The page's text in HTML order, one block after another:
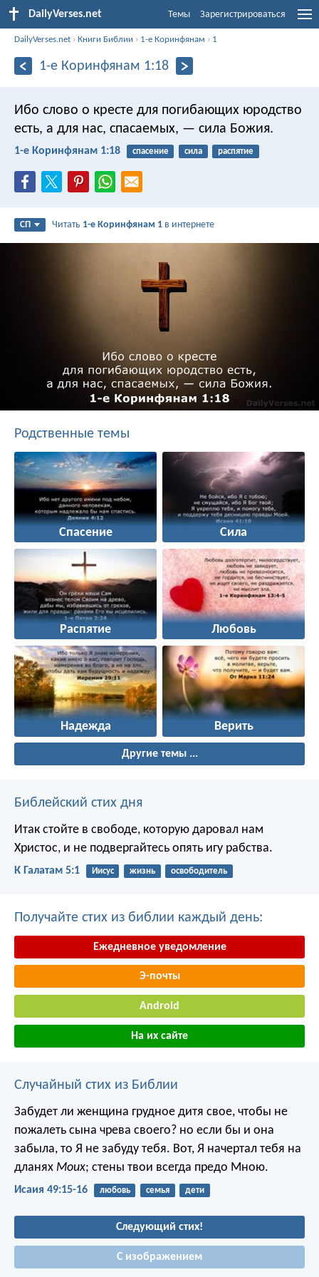
DailyVerses.net Темы Зарегистрироваться
DailyVerses.net ›Книги Библии › 1-е Коринфянам › 1
1-е Коринфянам 1:18
Ибо слово о кресте для погибающих юродство
есть, а для нас, спасаемых, — сила Божия.
1-е Коринфянам 1:18 спасение сила распятие
СП Читать 1-е Коринфянам 1 в интернете
Родственные темы
Спасение Сила
Распятие Любовь
Надежда Верить
Другие темы ...
Библейский стих дня
Итак стойте в свободе, которую даровал нам
Христос, и не подвергайтесь опять игу рабства.
К Галатам 5:1 Иисус жизнь освободитель
Получайте стих из библии каждый день:
Ежедневное уведомление
Э-почты
Android
На их сайте
Случайный стих из Библии
Забудет ли женщина грудное дитя свое, чтобы не
пожалеть сына чрева своего? но если бы и она
забыла, то Я не забуду тебя. Вот, Я начертал тебя на
дланях Моих; стены твои всегда предо Мною.
Исаия 49:15-16 любовь семья дети
Следующий стих!
С изображением